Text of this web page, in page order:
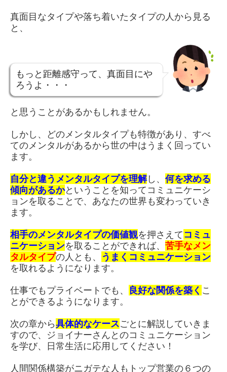
真面目なタイプや落ち着いたタイプの人から見る
と、
もっと距離感守って、真面目にや
ろうよ・・・
と思うことがあるかもしれません。
しかし、どのメンタルタイプも特徴があり、すべ
てのメンタルがあるから世の中はうまく回ってい
ます。
自分と違うメンタルタイプを理解し、 何を求める
傾向があるかということを知ってコミュニケーシ
ョンを取ることで、あなたの世界も変わっていき
ます。
相手のメンタルタイプの価値観を押さえてコミュ
ニケーションを取ることができれば、 苦手なメン
タルタイプの人とも、 うまく コミュニケーション
を取れるようになります。
仕事でもプライベートでも、 良好な関係を築く こ
とができるようになります。
次の章から具体的なケースごとに解説していきま
すので、ジョイナーさんとのコミュニケーション
を学び、日常生活に応用してください！
人間関係構築がニガテな人もトップ営業の６つの